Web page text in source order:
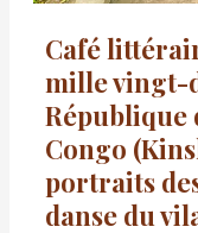
Café
mille vingt-
République
Congo
portraits
danse du
République
démocratique
du
Congo
(Kinshasa)
sur